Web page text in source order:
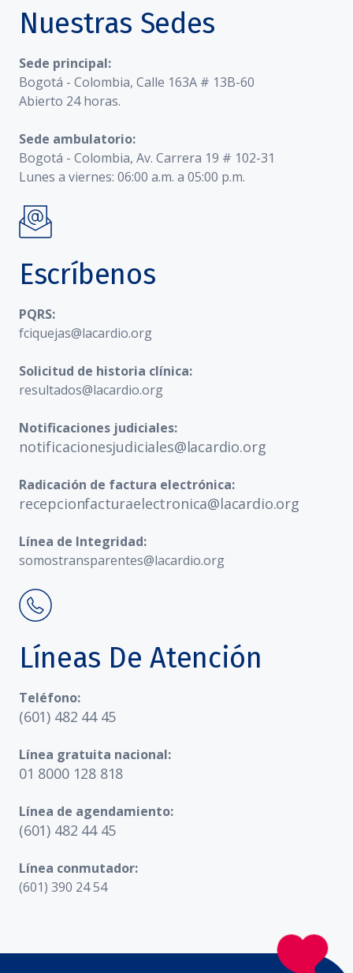
Nuestras Sedes
Sede principal:
Bogotá - Colombia, Calle 163A # 13B-60
Abierto 24 horas.
Sede ambulatorio:
Bogotá - Colombia, Av. Carrera 19 # 102-31
Lunes a viernes: 06:00 a.m. a 05:00 p.m.
Escríbenos
PQRS:
fciquejas@lacardio.org
Solicitud de historia clínica:
resultados@lacardio.org
Notificaciones judiciales:
notificacionesjudiciales@lacardio.org
Radicación de factura electrónica:
recepcionfacturaelectronica@lacardio.org
Línea de Integridad:
somostransparentes@lacardio.org
Líneas De Atención
Teléfono:
(601) 482 44 45
Línea gratuita nacional:
01 8000 128 818
Línea de agendamiento:
(601) 482 44 45
Línea conmutador:
(601) 390 24 54